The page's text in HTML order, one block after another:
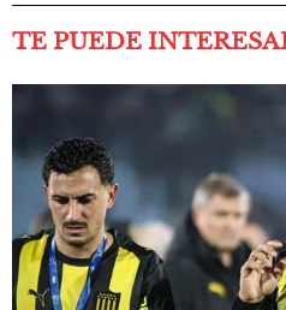
TE PUEDE